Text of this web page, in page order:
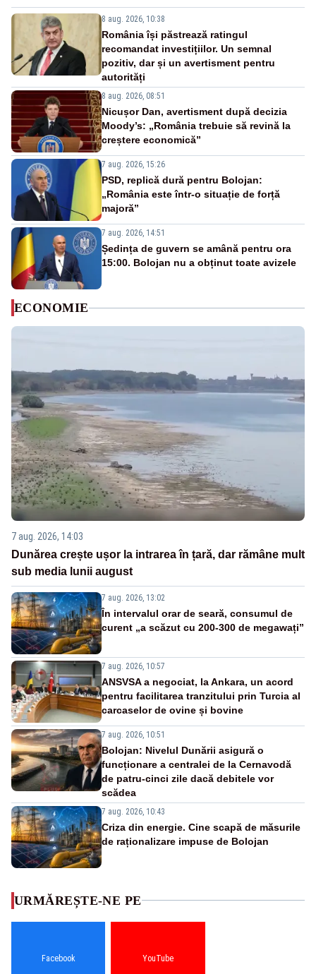
8 aug. 2026, 10:38
România își păstrează ratingul
recomandat investițiilor. Un semnal
pozitiv, dar și un avertisment pentru
autorități
8 aug. 2026, 08:51
Nicușor Dan, avertisment după decizia
Moody’s: „România trebuie să revină la
creștere economică”
7 aug. 2026, 15:26
PSD, replică dură pentru Bolojan:
„România este într-o situație de forță
majoră”
7 aug. 2026, 14:51
Ședința de guvern se amână pentru ora
15:00. Bolojan nu a obținut toate avizele
ECONOMIE
7 aug. 2026, 14:03
Dunărea crește ușor la intrarea în țară, dar rămâne mult
sub media lunii august
7 aug. 2026, 13:02
În intervalul orar de seară, consumul de
curent „a scăzut cu 200-300 de megawați”
7 aug. 2026, 10:57
ANSVSA a negociat, la Ankara, un acord
pentru facilitarea tranzitului prin Turcia al
carcaselor de ovine și bovine
7 aug. 2026, 10:51
Bolojan: Nivelul Dunării asigură o
funcționare a centralei de la Cernavodă
de patru-cinci zile dacă debitele vor
scădea
7 aug. 2026, 10:43
Criza din energie. Cine scapă de măsurile
de raționalizare impuse de Bolojan
URMĂREȘTE-NE PE
Facebook YouTube